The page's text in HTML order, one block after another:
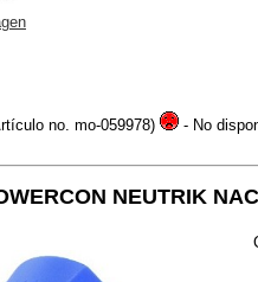
no. mo-059978) - No
NEUTRIK